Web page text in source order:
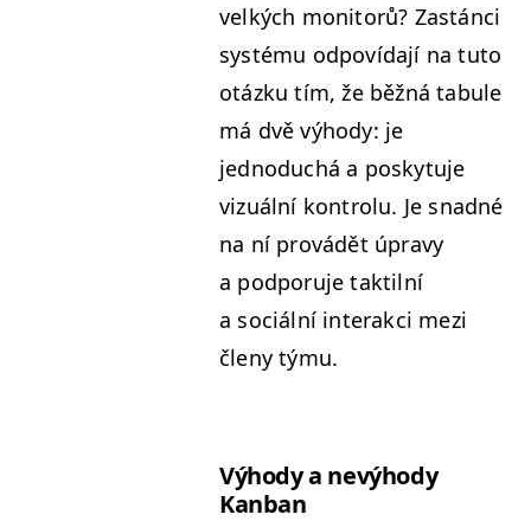
velkých mon­i­torů? Zastán­ci
sys­té­mu odpoví­da­jí na tuto
otázku tím, že běžná tab­ule
má dvě výhody: je
jednoduchá a posky­tu­je
vizuál­ní kon­trolu. Je snad­né
na ní provádět úpravy
a pod­poru­je tak­til­ní
a sociál­ní inter­ak­ci mezi
čle­ny týmu.
Výhody a nevýhody
Kanban